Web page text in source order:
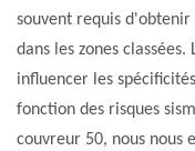
souvent requis
dans les zones
influencer les
fonction des risques
couvreur 50, nous nous